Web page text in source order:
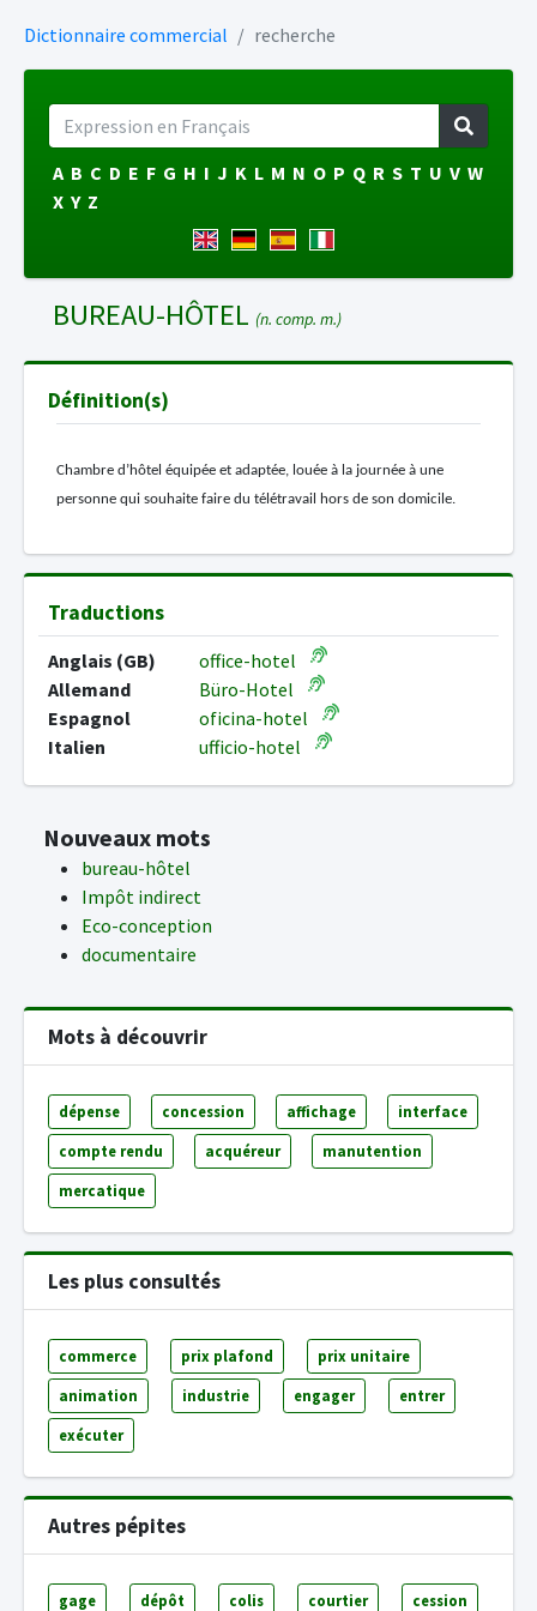
Dictionnaire commercial recherche
A B C D E F G H I J K L M N O P Q R S T U V W
X Y Z
BUREAU-HÔTEL (n. comp. m.)
Définition(s)
Chambre d’hôtel équipée et adaptée, louée à la journée à une
personne qui souhaite faire du télétravail hors de son domicile.
Traductions
Anglais (GB)
office-hotel
Allemand
Büro-Hotel
Espagnol
oficina-hotel
Italien
ufficio-hotel
Nouveaux mots
bureau-hôtel
Impôt indirect
Eco-conception
documentaire
Mots à découvrir
dépense concession affichage interface
compte rendu acquéreur manutention
mercatique
Les plus consultés
commerce prix plafond prix unitaire
animation industrie engager entrer
exécuter
Autres pépites
gage dépôt colis courtier cession